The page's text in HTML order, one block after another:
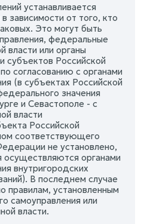
устанавливается
зависимости от того, кто
Это могут быть
федеральные
власти или органы
субъектов Российской
согласованию с органами
(в субъектах Российской
значения
и Севастополе - с
власти
Российской
соответствующего
не установлено,
осуществляются органами
внутригородских
В последнем случае
правилам, установленным
самоуправления или
власти.